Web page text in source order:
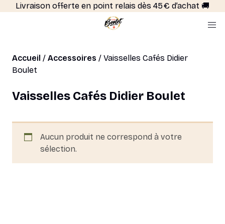
Livraison offerte en point relais dès 45 € d’achat 🚚
Accueil / Accessoires / Vaisselles Cafés Didier
Boulet
Vaisselles Cafés Didier Boulet
Aucun produit ne correspond à votre
sélection.